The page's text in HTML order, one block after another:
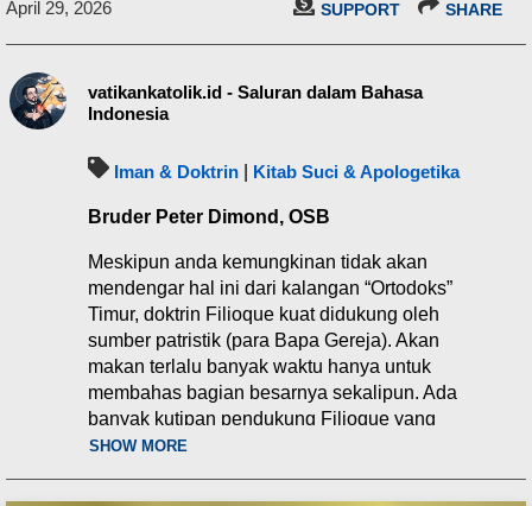
April 29, 2026 SUPPORT SHARE
vatikankatolik.id - Saluran dalam Bahasa
Indonesia
Iman & Doktrin Kitab Suci & Apologetika
Bruder Peter Dimond, OSB
Meskipun anda kemungkinan tidak akan
mendengar hal ini dari kalangan “Ortodoks”
Timur, doktrin Filioque kuat didukung oleh
sumber patristik (para Bapa Gereja). Akan
makan terlalu banyak waktu hanya untuk
membahas bagian besarnya sekalipun. Ada
banyak kutipan pendukung Filioque yang
bisa dipetik dari para Bapa Latin dan Barat.
menyadari bahwa doktrin Filioque juga kuat
SHOW MORE